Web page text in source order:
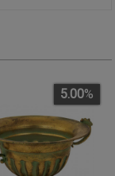
5.00%